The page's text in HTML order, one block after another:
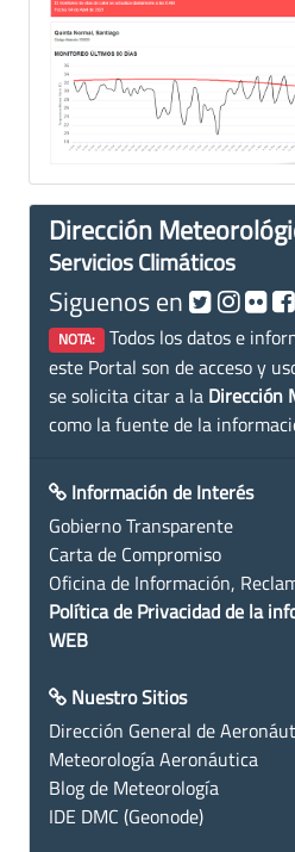
Dirección
Servicios Climáticos
Siguenos en
NOTA: Todos los datos e
este Portal son de acceso y
se solicita citar a la Dirección
como la fuente de la
Información de Interés
Gobierno Transparente
Carta de Compromiso
Oficina de Información,
Política de Privacidad de la
WEB
Nuestro Sitios
Dirección General de
Meteorología Aeronáutica
Blog de Meteorología
IDE DMC (Geonode)